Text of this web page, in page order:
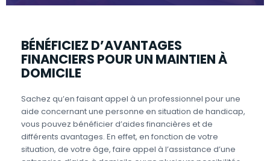
BÉNÉFICIEZ D’AVANTAGES
FINANCIERS POUR UN MAINTIEN À
DOMICILE
Sachez qu’en faisant appel à un professionnel pour une
aide concernant une personne en situation de handicap,
vous pouvez bénéficier d’aides financières et de
différents avantages. En effet, en fonction de votre
situation, de votre âge, faire appel à l’assistance d’une